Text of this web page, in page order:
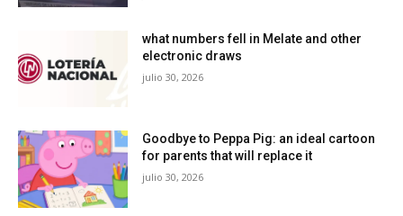
what numbers fell in Melate and other
electronic draws
julio 30, 2026
Goodbye to Peppa Pig: an ideal cartoon
for parents that will replace it
julio 30, 2026